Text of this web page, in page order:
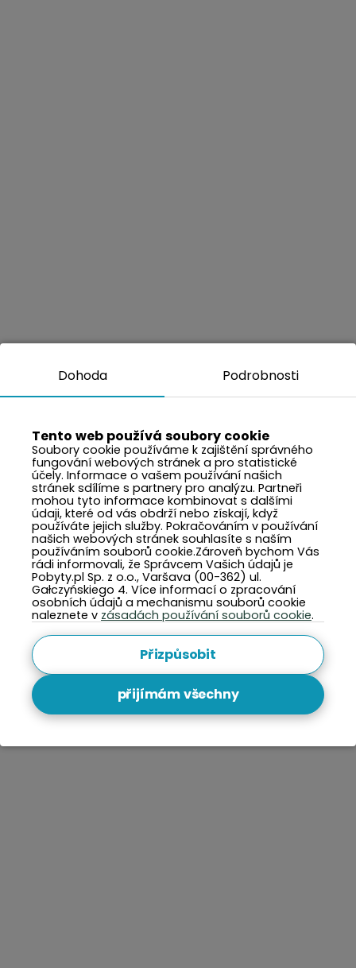
Dohoda Podrobnosti
Tento web používá soubory cookie
Soubory cookie používáme k zajištění správného
fungování webových stránek a pro statistické
účely. Informace o vašem používání našich
stránek sdílíme s partnery pro analýzu. Partneři
mohou tyto informace kombinovat s dalšími
údaji, které od vás obdrží nebo získají, když
používáte jejich služby. Pokračováním v používání
našich webových stránek souhlasíte s naším
používáním souborů cookie.Zároveň bychom Vás
rádi informovali, že Správcem Vašich údajů je
Pobyty.pl Sp. z o.o., Varšava (00-362) ul.
Gałczyńskiego 4. Více informací o zpracování
osobních údajů a mechanismu souborů cookie
naleznete v zásadách používání souborů cookie.
Přizpůsobit
přijímám všechny